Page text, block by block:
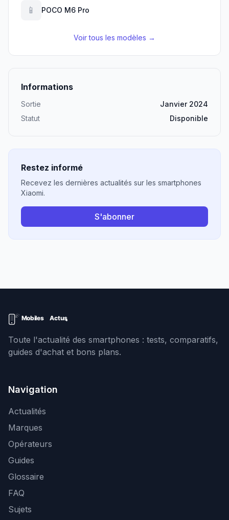
📱 POCO M6 Pro
Voir tous les modèles →
Informations
Sortie
Janvier 2024
Statut
Disponible
Restez informé
Recevez les dernières actualités sur les smartphones
Xiaomi.
S'abonner
Toute l'actualité des smartphones : tests, comparatifs,
guides d'achat et bons plans.
Navigation
Actualités
Marques
Opérateurs
Guides
Glossaire
FAQ
Sujets